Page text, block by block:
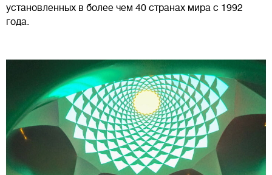
установленных в более чем 40 странах мира с 1992
года.